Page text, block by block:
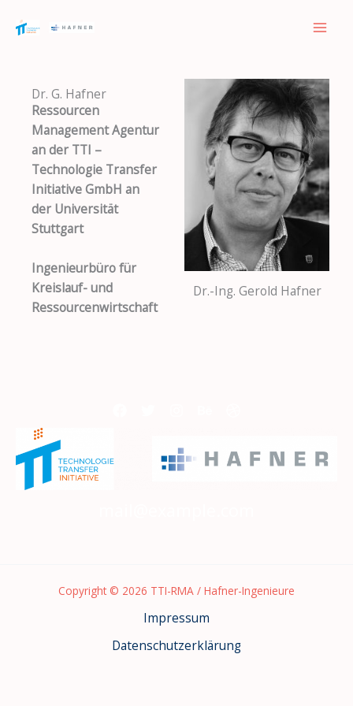
Inhalt
Dr. G. Hafner
Ressourcen
Management Agentur
an der TTI –
Technologie Transfer
Initiative GmbH an
der Universität
Stuttgart
Ingenieurbüro für
Kreislauf- und
Ressourcenwirtschaft
Dr.-Ing. Gerold Hafner
Copyright © 2026 TTI-RMA / Hafner-Ingenieure
Impressum
Datenschutzerklärung